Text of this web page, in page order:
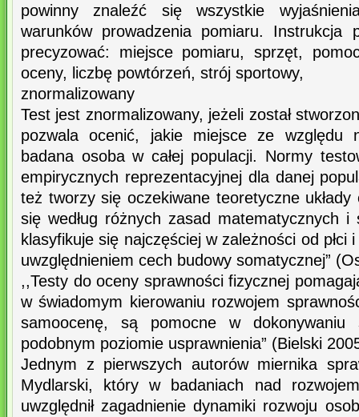
powinny znaleźć się wszystkie
warunków prowadzenia pomiaru. Instrukcja
precyzować: miejsce pomiaru, sprzęt,
oceny, liczbę powtórzeń, strój sportowy,
znormalizowany
Test jest znormalizowany, jeżeli został
pozwala ocenić, jakie miejsce ze względu
badana osoba w całej populacji. Normy
empirycznych reprezentacyjnej dla danej
też tworzy się oczekiwane teoretyczne
się według różnych zasad matematycznych i
klasyfikuje się najczęściej w zależności od
uwzględnieniem cech budowy somatycznej”
,,Testy do oceny sprawności fizycznej
w świadomym kierowaniu rozwojem
samoocenę, są pomocne w dokonywaniu
podobnym poziomie usprawnienia” (Bielski
Jednym z pierwszych autorów miernika
Mydlarski, który w badaniach nad
uwzględnił zagadnienie dynamiki rozwoju